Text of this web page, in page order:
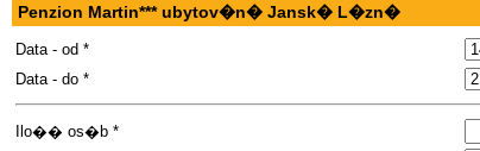
Penzion Martin*** ubytov�n� Jansk� L�zn�
Data - od *
Data - do *
Ilo�� os�b *